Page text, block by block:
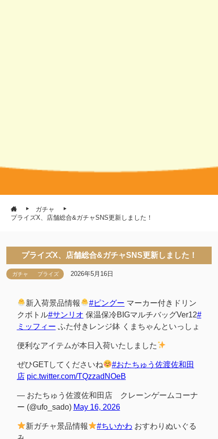
ガチャ
プライズX、店舗総合&ガチャSNS更新しました！
プライズX、店舗総合&ガチャSNS更新しました！
ガチャ プライズ 2026年5月16日
新入荷景品情報 #ピングー マーカー付きドリン
クボトル#サンリオ 保温保冷BIGマルチバッグVer12#
ミッフィー ふた付きレンジ鉢 くまちゃんといっしょ
便利なアイテムが本日入荷いたしました
ぜひGETしてくださいね
#おたちゅう佐渡佐和田
店 pic.twitter.com/TQzzadNOeB
— おたちゅう佐渡佐和田店 クレーンゲームコーナ
ー (@ufo_sado) May 16, 2026
新ガチャ景品情報 #ちいかわ おすわりぬいぐる